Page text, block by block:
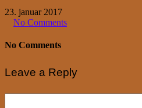
23. januar 2017
No Comments
No Comments
Leave a Reply